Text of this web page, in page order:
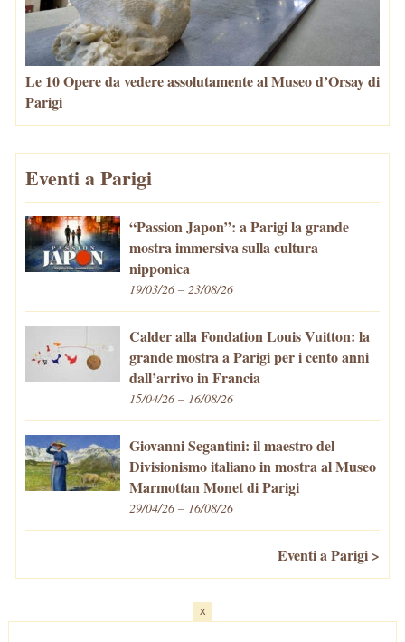
Le 10 Opere da vedere assolutamente al Museo d’Orsay di
Parigi
Eventi a Parigi
“Passion Japon”: a Parigi la grande
mostra immersiva sulla cultura
nipponica
19/03/26 – 23/08/26
Calder alla Fondation Louis Vuitton: la
grande mostra a Parigi per i cento anni
dall’arrivo in Francia
15/04/26 – 16/08/26
Giovanni Segantini: il maestro del
Divisionismo italiano in mostra al Museo
Marmottan Monet di Parigi
29/04/26 – 16/08/26
Eventi a Parigi >
x